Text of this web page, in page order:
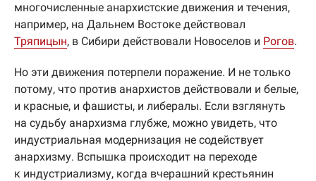
многочисленные анархистские движения и течения,
например, на Дальнем Востоке действовал
Тряпицын, в Сибири действовали Новоселов и Рогов.
Но эти движения потерпели поражение. И не только
потому, что против анархистов действовали и белые,
и красные, и фашисты, и либералы. Если взглянуть
на судьбу анархизма глубже, можно увидеть, что
индустриальная модернизация не содействует
анархизму. Вспышка происходит на переходе
к индустриализму, когда вчерашний крестьянин